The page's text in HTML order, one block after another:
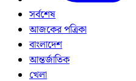
সর্বশেষ
আজকের পত্রিকা
বাংলাদেশ
আন্তর্জাতিক
খেলা